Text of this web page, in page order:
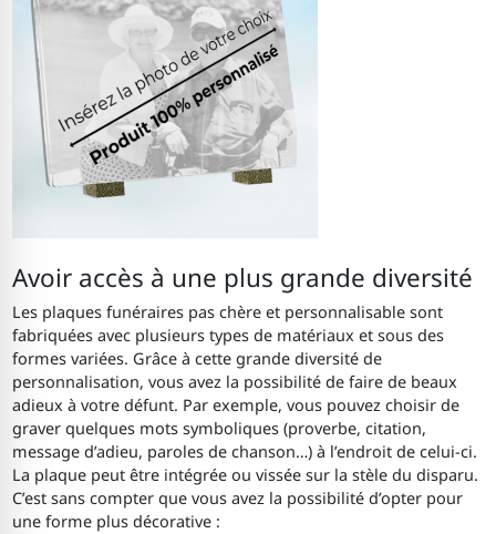
Avoir accès à une plus grande diversité
Les plaques funéraires pas chère et personnalisable sont
fabriquées avec plusieurs types de matériaux et sous des
formes variées. Grâce à cette grande diversité de
personnalisation, vous avez la possibilité de faire de beaux
adieux à votre défunt. Par exemple, vous pouvez choisir de
graver quelques mots symboliques (proverbe, citation,
message d’adieu, paroles de chanson…) à l’endroit de celui-ci.
La plaque peut être intégrée ou vissée sur la stèle du disparu.
C’est sans compter que vous avez la possibilité d’opter pour
une forme plus décorative :